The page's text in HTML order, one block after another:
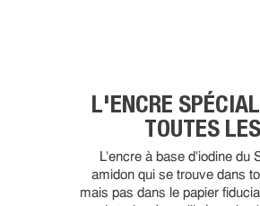
L'ENCRE
TOUTES
L'encre à base d'iodine du
amidon qui se trouve dans
mais pas dans le papier